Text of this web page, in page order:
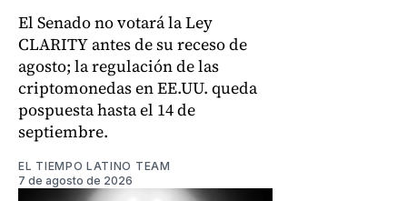
El Senado no votará la Ley
CLARITY antes de su receso de
agosto; la regulación de las
criptomonedas en EE.UU. queda
pospuesta hasta el 14 de
septiembre.
EL TIEMPO LATINO TEAM
7 de agosto de 2026